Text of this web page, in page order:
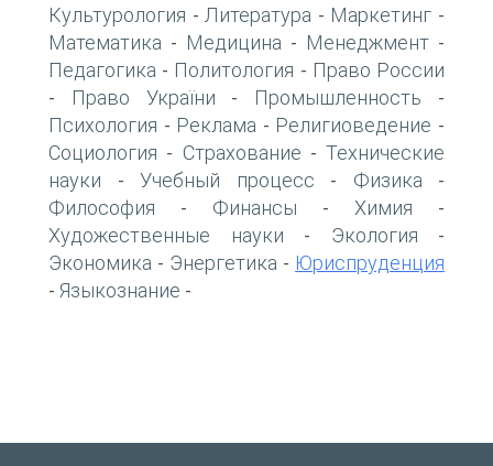
Культурология - Литература - Маркетинг -
Математика - Медицина - Менеджмент -
Педагогика - Политология - Право России
- Право України - Промышленность -
Психология - Реклама - Религиоведение -
Социология - Страхование - Технические
науки - Учебный процесс - Физика -
Философия - Финансы - Химия -
Художественные науки - Экология -
Экономика - Энергетика - Юриспруденция
- Языкознание -